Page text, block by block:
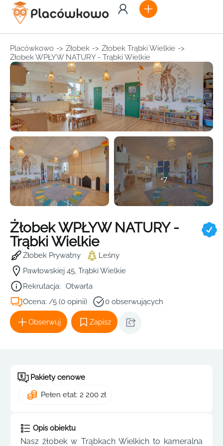
Placówkowo -> Żłobek -> Żłobek Trąbki Wielkie ->
Żłobek WPŁYW NATURY - Trąbki Wielkie
+7
Żłobek WPŁYW NATURY -
Trąbki Wielkie
Żłobek Prywatny
Leśny
Pawłowskiej 45, Trąbki Wielkie
Rekrutacja:
Otwarta
Ocena: /5 (0 opinii)
0 obserwujących
Obserwuj Zapisz
Pakiety cenowe
Pełen etat: 2 200 zł
Opis obiektu
Nasz żłobek w Trąbkach Wielkich to kameralna